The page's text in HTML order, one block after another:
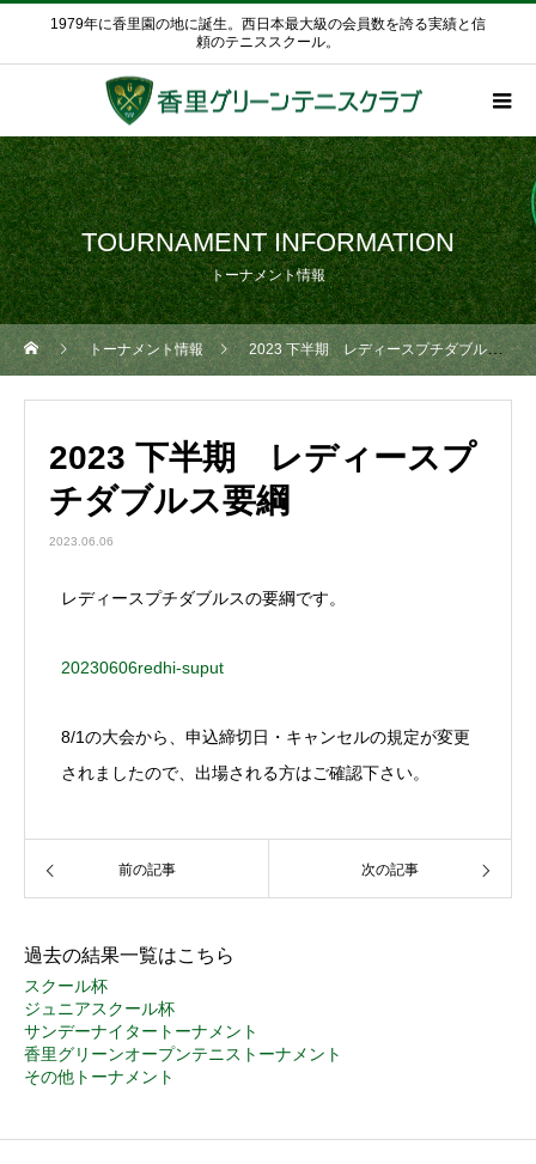
1979年に香里園の地に誕生。西日本最大級の会員数を誇る実績と信
頼のテニススクール。
TOURNAMENT INFORMATION
トーナメント情報
トーナメント情報 2023 下半期 レディースプチダブルス要綱
2023 下半期 レディースプ
チダブルス要綱
2023.06.06
レディースプチダブルスの要綱です。
20230606redhi-suput
8/1の大会から、申込締切日・キャンセルの規定が変更
されましたので、出場される方はご確認下さい。
前の記事 次の記事
過去の結果一覧はこちら
スクール杯
ジュニアスクール杯
サンデーナイタートーナメント
香里グリーンオープンテニストーナメント
その他トーナメント